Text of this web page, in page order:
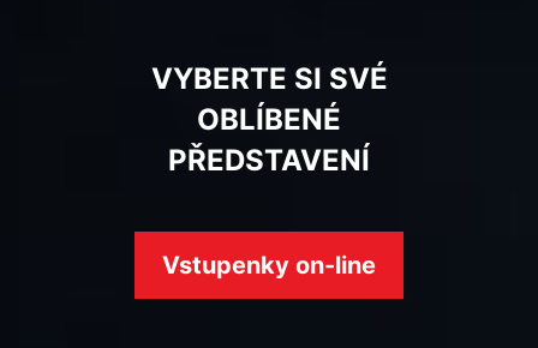
VYBERTE SI SVÉ
OBLÍBENÉ
PŘEDSTAVENÍ
Vstupenky on-line